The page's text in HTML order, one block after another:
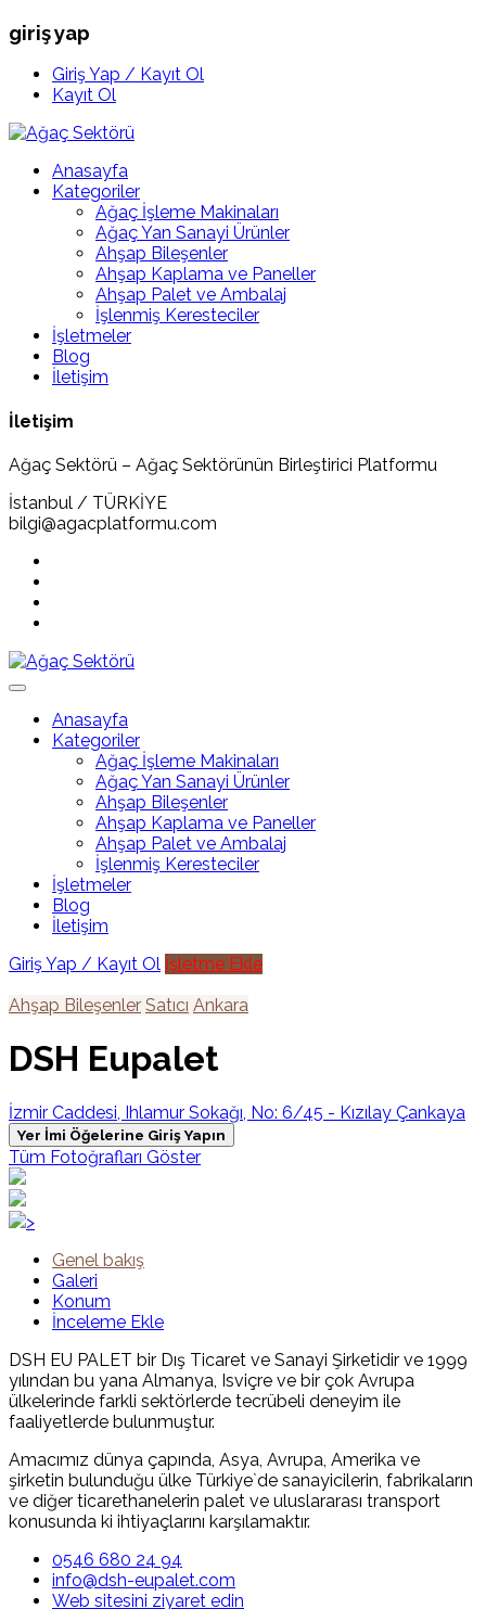
giriş yap
Giriş Yap / Kayıt Ol
Kayıt Ol
Anasayfa
Kategoriler
Ağaç İşleme Makinaları
Ağaç Yan Sanayi Ürünler
Ahşap Bileşenler
Ahşap Kaplama ve Paneller
Ahşap Palet ve Ambalaj
İşlenmiş Keresteciler
İşletmeler
Blog
İletişim
İletişim
Ağaç Sektörü – Ağaç Sektörünün Birleştirici Platformu
İstanbul / TÜRKİYE
bilgi@agacplatformu.com
Anasayfa
Kategoriler
Ağaç İşleme Makinaları
Ağaç Yan Sanayi Ürünler
Ahşap Bileşenler
Ahşap Kaplama ve Paneller
Ahşap Palet ve Ambalaj
İşlenmiş Keresteciler
İşletmeler
Blog
İletişim
Giriş Yap / Kayıt Ol İşletme Ekle
Ahşap Bileşenler Satıcı Ankara
DSH Eupalet
İzmir Caddesi, Ihlamur Sokağı, No: 6/45 - Kızılay Çankaya
Yer İmi Öğelerine Giriş Yapın
Tüm Fotoğrafları Göster
>
Genel bakış
Galeri
Konum
İnceleme Ekle
DSH EU PALET bir Dış Ticaret ve Sanayi Şirketidir ve 1999
yılından bu yana Almanya, Isviçre ve bir çok Avrupa
ülkelerinde farkli sektörlerde tecrübeli deneyim ile
faaliyetlerde bulunmuştur.
Amacımız dünya çapında, Asya, Avrupa, Amerika ve
şirketin bulunduğu ülke Türkiye`de sanayicilerin, fabrikaların
ve diğer ticarethanelerin palet ve uluslararası transport
konusunda ki ihtiyaçlarını karşılamaktır.
0546 680 24 94
info@dsh-eupalet.com
Web sitesini ziyaret edin